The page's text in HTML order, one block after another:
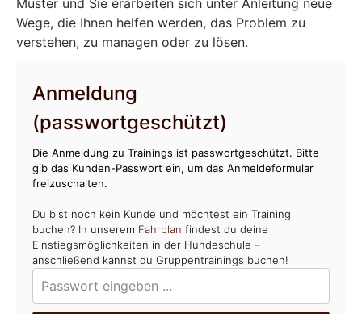
Wege, die Ihnen helfen werden, das Problem zu
verstehen, zu managen oder zu lösen.
Anmeldung
(passwortgeschützt)
Die Anmeldung zu Trainings ist passwortgeschützt. Bitte
gib das Kunden-Passwort ein, um das Anmeldeformular
freizuschalten.
Du bist noch kein Kunde und möchtest ein Training
buchen? In unserem Fahrplan findest du deine
Einstiegsmöglichkeiten in der Hundeschule –
anschließend kannst du Gruppentrainings buchen!